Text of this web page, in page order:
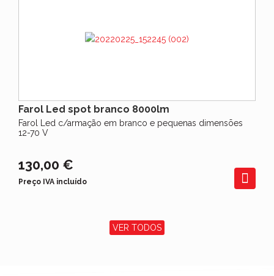
Farol Led spot branco 8000lm
Farol Led c/armação em branco e pequenas dimensões
12-70 V
130,00 €
Preço IVA incluído
VER TODOS